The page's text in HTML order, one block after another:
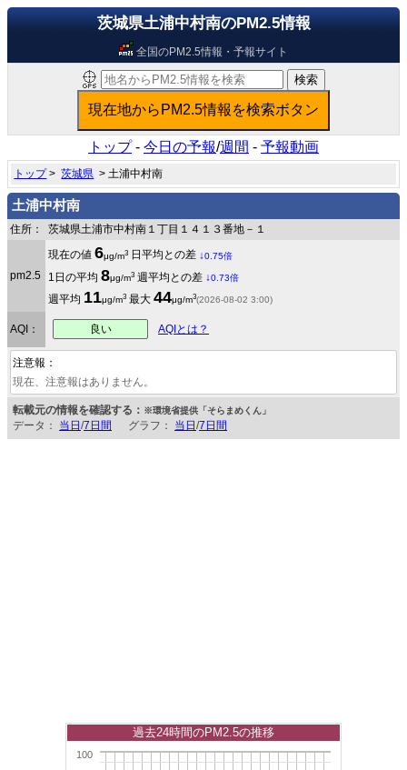
茨城県土浦中村南のPM2.5情報
全国のPM2.5情報・予報サイト
トップ- 今日の予報/週間 - 予報動画
トップ>茨城県 > 土浦中村南
土浦中村南
住所： 茨城県土浦市中村南１丁目１４１３番地－１
pm2.5
現在の値 6μg/m3 日平均との差 ↓0.75倍
1日の平均 8μg/m3 週平均との差 ↓0.73倍
週平均 11μg/m3 最大 44μg/m3(2026-08-02 3:00)
AQI： 良い AQIとは？
注意報：
現在、注意報はありません。
転載元の情報を確認する： ※環境省提供「そらまめくん」
データ： 当日 /7日間 グラフ： 当日 /7日間
100
過去24時間のPM2.5の推移